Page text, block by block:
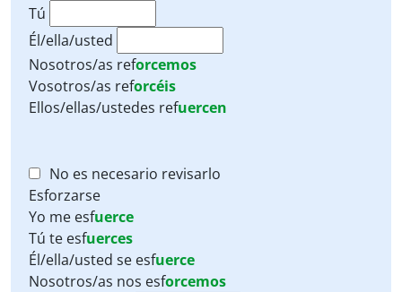
Tú
Él/ella/usted
Nosotros/as reforcemos
Vosotros/as reforcéis
Ellos/ellas/ustedes refuercen
No es necesario revisarlo
Esforzarse
Yo me esfuerce
Tú te esfuerces
Él/ella/usted se esfuerce
Nosotros/as nos esforcemos